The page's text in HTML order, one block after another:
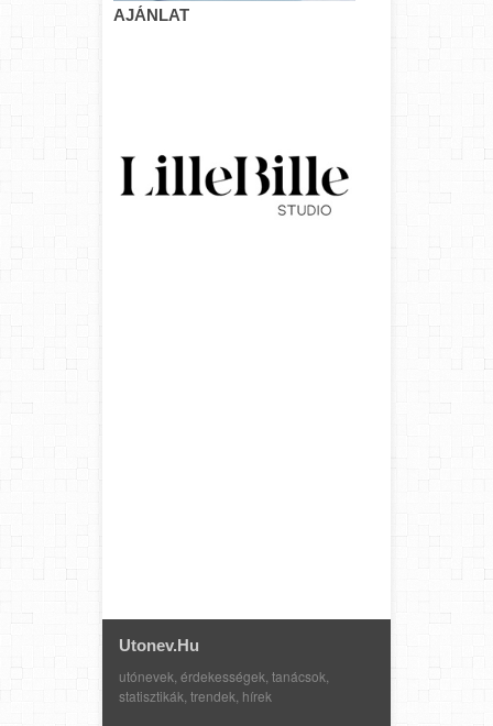
AJÁNLAT
Utonev.hu
utónevek, érdekességek, tanácsok,
statisztikák, trendek, hírek